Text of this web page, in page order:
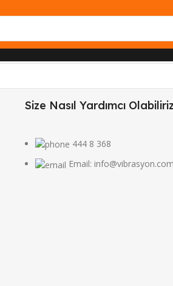
Size Nasıl Yardımcı
444 8 368
Email: info@vibrasyon.com